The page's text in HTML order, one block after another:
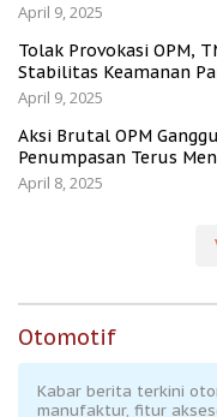
April 9, 2025
Tolak Provokasi OPM,
Stabilitas Keamanan
April 9, 2025
Aksi Brutal OPM
Penumpasan Terus
April 8, 2025
Otomotif
Kabar berita terkini
manufaktur, fitur